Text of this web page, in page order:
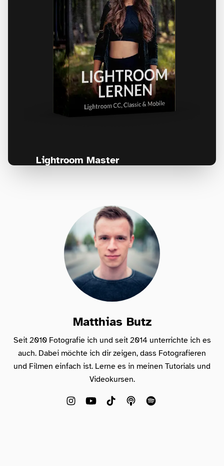
Lightroom Master
Matthias Butz
Seit 2010 Fotografie ich und seit 2014 unterrichte ich es
auch. Dabei möchte ich dir zeigen, dass Fotografieren
und Filmen einfach ist. Lerne es in meinen Tutorials und
Videokursen.